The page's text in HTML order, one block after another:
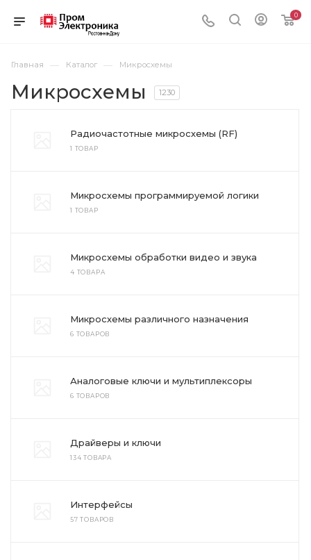
0
Главная — Каталог — Микросхемы
Микросхемы 1230
Радиочастотные микросхемы (RF)
1 ТОВАР
Микросхемы программируемой логики
1 ТОВАР
Микросхемы обработки видео и звука
4 ТОВАРА
Микросхемы различного назначения
6 ТОВАРОВ
Аналоговые ключи и мультиплексоры
6 ТОВАРОВ
Драйверы и ключи
134 ТОВАРА
Интерфейсы
57 ТОВАРОВ